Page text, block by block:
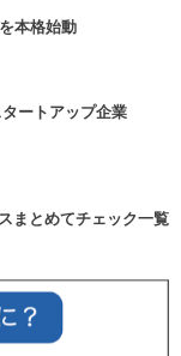
本格始動
ートアップ企業
まとめてチェック一覧